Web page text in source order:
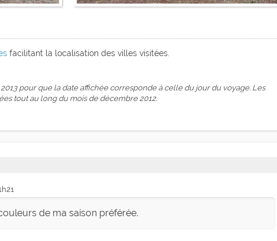
facilitant la localisation des villes visitées.
de ma saison préférée.